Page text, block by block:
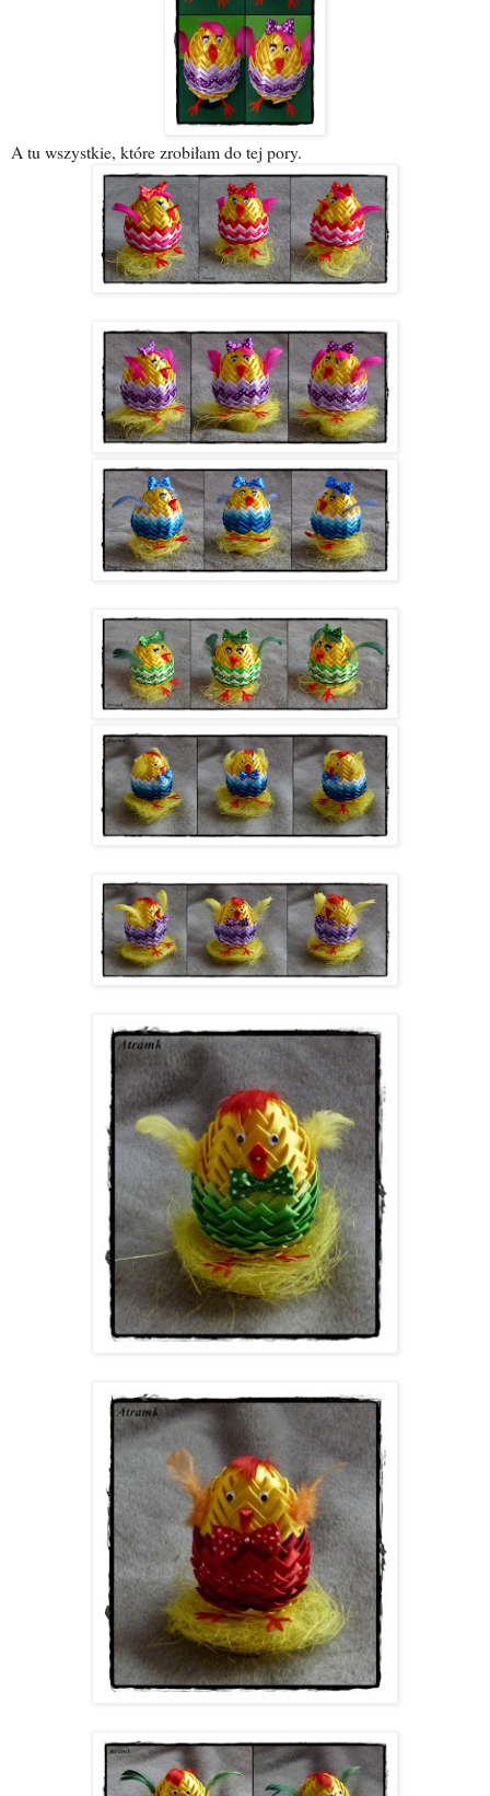
A tu wszystkie, które zrobiłam do tej pory.